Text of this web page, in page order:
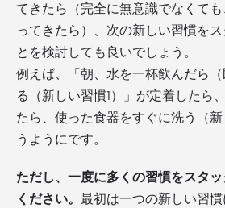
てきたら（完全に無意識でなくて
ってきたら）、次の新しい習慣を
とを検討しても良いでしょう。
例えば、「朝、水を一杯飲んだら
る（新しい習慣1）」が定着したら
たら、使った食器をすぐに洗う（
うようにです。
ただし、一度に多くの習慣をスタ
ください。 最初は一つの新しい習慣